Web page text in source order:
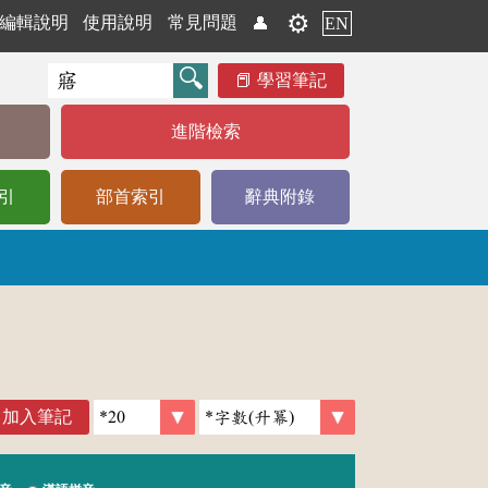
編輯說明 使用說明 常見問題 👤 ⚙️ EN
學習筆記
進階檢索
部首索引 辭典附錄
加入筆記